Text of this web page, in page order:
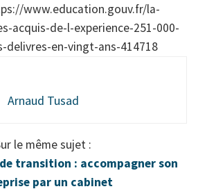
www.education.gouv.fr/la-
acquis-de-l-experience-251-000-
delivres-en-vingt-ans-414718
Arnaud Tusad
le même sujet :
transition : accompagner son
par un cabinet